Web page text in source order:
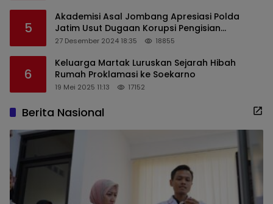
5
Akademisi Asal Jombang Apresiasi Polda
Jatim Usut Dugaan Korupsi Pengisian
Perangkat Desa di Kediri
27 Desember 2024 18:35 18855
6
Keluarga Martak Luruskan Sejarah Hibah
Rumah Proklamasi ke Soekarno
19 Mei 2025 11:13 17152
Berita Nasional